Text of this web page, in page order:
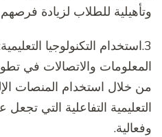
وتأهيلية للطلاب لزيادة
3.استخدام التكنولوجيا
المعلومات والاتصالات في
من خلال استخدام المنصات
التعليمية التفاعلية التي تجعل
وفعالية.